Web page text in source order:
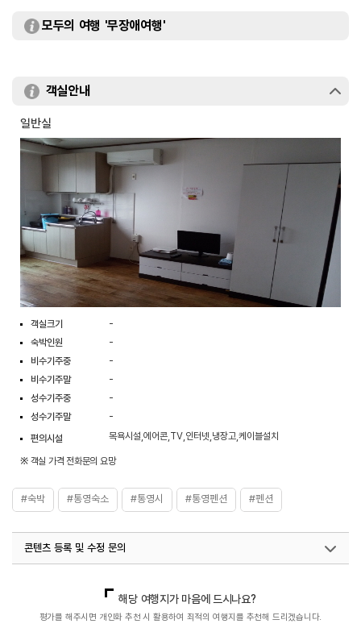
모두의 여행 '무장애여행'
객실안내
일반실
객실크기
-
숙박인원
-
비수기주중
-
비수기주말
-
성수기주중
-
성수기주말
-
편의시설
목욕시설,에어콘,TV,인터넷,냉장고,케이블설치
※ 객실 가격 전화문의 요망
#숙박 #통영숙소 #통영시 #통영펜션 #펜션
콘텐츠 등록 및 수정 문의
해당 여행지가 마음에 드시나요?
평가를 해주시면 개인화 추천 시 활용하여 최적의 여행지를 추천해 드리겠습니다.